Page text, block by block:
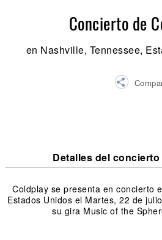
Concierto de
en Nashville, Tennessee,
Detalles del
Coldplay se presenta en concierto
Estados Unidos el Martes, 22 de
su gira Music of the